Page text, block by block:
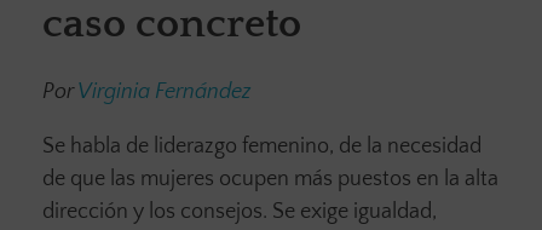
caso concreto
PorVirginia Fernández
Se habla de liderazgo femenino, de la necesidad
de que las mujeres ocupen más puestos en la alta
dirección y los consejos. Se exige igualdad,